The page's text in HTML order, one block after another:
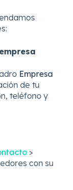
Empresa
de tu
teléfono y
>
con su